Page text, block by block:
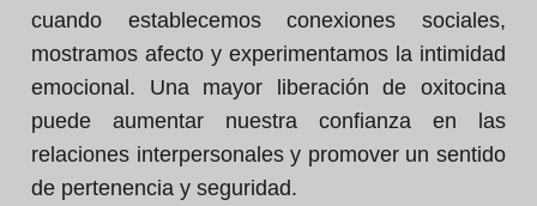
cuando establecemos conexiones sociales,
mostramos afecto y experimentamos la intimidad
emocional. Una mayor liberación de oxitocina
puede aumentar nuestra confianza en las
relaciones interpersonales y promover un sentido
de pertenencia y seguridad.